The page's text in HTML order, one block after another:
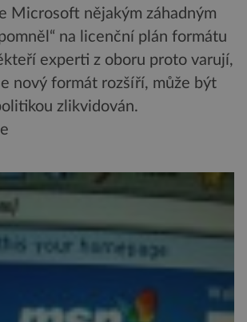
Microsoft nějakým záhadným
na licenční plán formátu
experti z oboru proto varují,
nový formát rozšíří, může být
zlikvidován.